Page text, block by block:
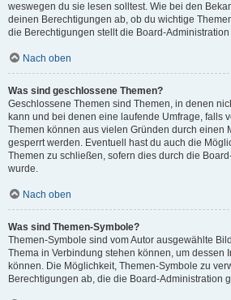
weswegen du sie lesen solltest. Wie bei den
deinen Berechtigungen ab, ob du wichtige
die Berechtigungen stellt die Board-
Nach oben
Was sind geschlossene Themen?
Geschlossene Themen sind Themen, in denen
kann und bei denen eine laufende Umfrage, falls
Themen können aus vielen Gründen durch einen
gesperrt werden. Eventuell hast du auch die
Themen zu schließen, sofern dies durch die
wurde.
Nach oben
Was sind Themen-Symbole?
Themen-Symbole sind vom Autor ausgewählte
Thema in Verbindung stehen können, um dessen
können. Die Möglichkeit, Themen-Symbole zu
Berechtigungen ab, die die Board-Administration